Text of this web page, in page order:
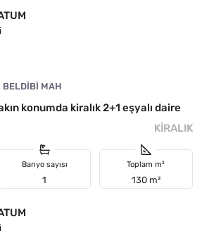
BELDIBI MAH
konumda kiralık 2+1 eşyalı daire
KIRALIK
Banyo sayısı
1
Toplam m²
130 m²